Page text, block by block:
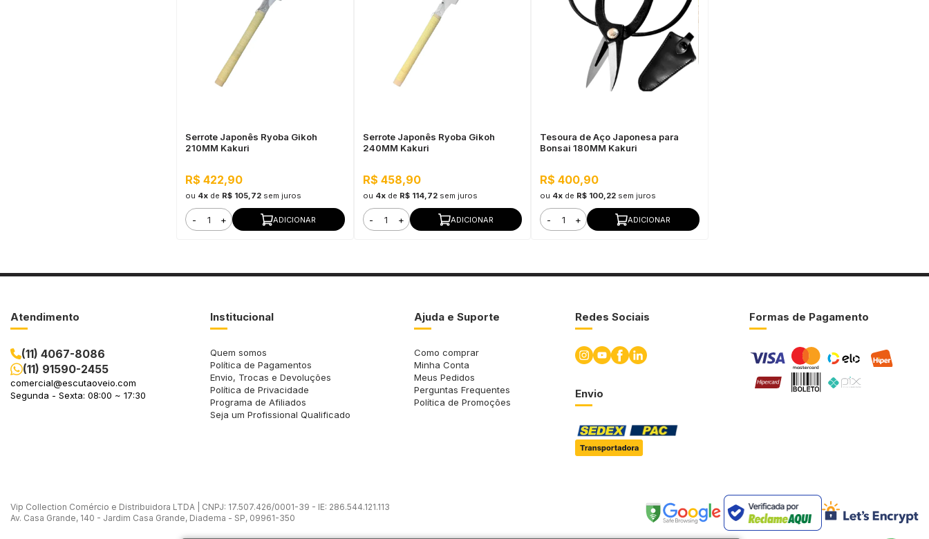
Serrote Japonês Ryoba Gikoh
210MM Kakuri
R$ 422,90
ou 4x de R$ 105,72 sem juros
- + ADICIONAR
Serrote Japonês Ryoba Gikoh
240MM Kakuri
R$ 458,90
ou 4xde R$ 114,72 sem juros
- + ADICIONAR
Tesoura de Aço Japonesa para
Bonsai 180MM Kakuri
R$ 400,90
ou 4x de R$ 100,22 sem juros
- + ADICIONAR
Atendimento
(11) 4067-8086
(11) 91590-2455
comercial@escutaoveio.com
Segunda - Sexta: 08:00 ~ 17:30
Institucional
Quem somos
Política de Pagamentos
Envio, Trocas e Devoluções
Política de Privacidade
Programa de Afiliados
Seja um Profissional Qualificado
Ajuda e Suporte
Como comprar
Minha Conta
Meus Pedidos
Perguntas Frequentes
Política de Promoções
Redes Sociais
Envio
Formas de Pagamento
Vip Collection Comércio e Distribuidora LTDA | CNPJ: 17.507.426/0001-39 - IE: 286.544.121.113
Av. Casa Grande, 140 - Jardim Casa Grande, Diadema - SP, 09961-350